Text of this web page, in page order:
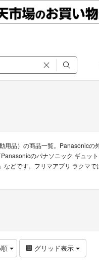
用品）の商品一覧。Panasonic
のパナソニック ギュッ
どです。フリマアプリ ラクマ
順 グリッド表示